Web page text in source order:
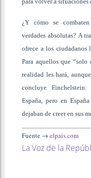
¿Y cómo se
verdades absolutas? A
ofrece a los ciudadanos
Para aquellos que “solo
realidad les hará,
concluye
España, pero en
dejaban de creer en sus
Fuente → elpais.com
La Voz de la